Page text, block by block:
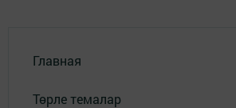
Главная
Төрле темалар